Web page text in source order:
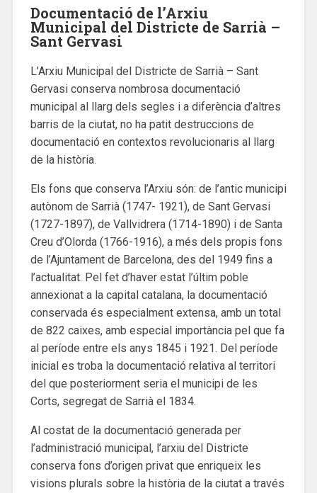
Documentació de l’Arxiu
Municipal del Districte de Sarrià –
Sant Gervasi
L’Arxiu Municipal del Districte de Sarrià – Sant
Gervasi conserva nombrosa documentació
municipal al llarg dels segles i a diferència d’altres
barris de la ciutat, no ha patit destruccions de
documentació en contextos revolucionaris al llarg
de la història.
Els fons que conserva l’Arxiu són: de l’antic municipi
autònom de Sarrià (1747- 1921), de Sant Gervasi
(1727-1897), de Vallvidrera (1714-1890) i de Santa
Creu d’Olorda (1766-1916), a més dels propis fons
de l’Ajuntament de Barcelona, des del 1949 fins a
l’actualitat. Pel fet d’haver estat l’últim poble
annexionat a la capital catalana, la documentació
conservada és especialment extensa, amb un total
de 822 caixes, amb especial importància pel que fa
al període entre els anys 1845 i 1921. Del període
inicial es troba la documentació relativa al territori
del que posteriorment seria el municipi de les
Corts, segregat de Sarrià el 1834.
Al costat de la documentació generada per
l’administració municipal, l’arxiu del Districte
conserva fons d’origen privat que enriqueix les
visions plurals sobre la història de la ciutat a través